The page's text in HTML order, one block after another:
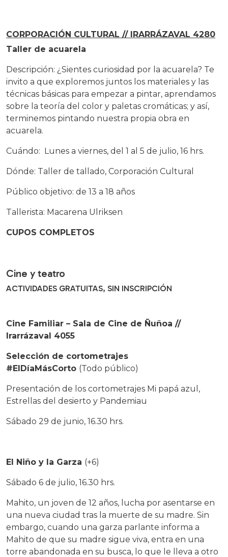
CORPORACIÓN CULTURAL // IRARRÁZAVAL 4280
Taller de acuarela
Descripción: ¿Sientes curiosidad por la acuarela? Te
invito a que exploremos juntos los materiales y las
técnicas básicas para empezar a pintar, aprendamos
sobre la teoría del color y paletas cromáticas; y así,
terminemos pintando nuestra propia obra en
acuarela.
Cuándo: Lunes a viernes, del 1 al 5 de julio, 16 hrs.
Dónde: Taller de tallado, Corporación Cultural
Público objetivo: de 13 a 18 años
Tallerista: Macarena Ulriksen
CUPOS COMPLETOS
Cine y teatro
ACTIVIDADES GRATUITAS, SIN INSCRIPCIÓN
Cine Familiar – Sala de Cine de Ñuñoa //
Irarrázaval 4055
Selección de cortometrajes
#ElDíaMásCorto (Todo público)
Presentación de los cortometrajes Mi papá azul,
Estrellas del desierto y Pandemiau
Sábado 29 de junio, 16.30 hrs.
El Niño y la Garza (+6)
Sábado 6 de julio, 16.30 hrs.
Mahito, un joven de 12 años, lucha por asentarse en
una nueva ciudad tras la muerte de su madre. Sin
embargo, cuando una garza parlante informa a
Mahito de que su madre sigue viva, entra en una
torre abandonada en su busca, lo que le lleva a otro